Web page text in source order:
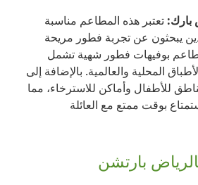
بارك: تعتبر هذه المطاعم مناسبة
يبحثون عن تجربة فطور مريحة
بوفيهات فطور شهية تشمل
المحلية والعالمية. بالإضافة إلى
للأطفال وأماكن للاسترخاء، مما
بوقت ممتع مع العائلة
بارتشن